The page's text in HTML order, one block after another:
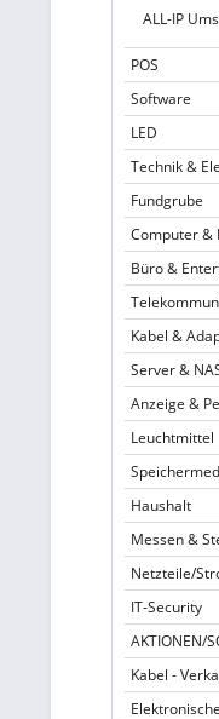
ALL-IP
POS
Software
LED
Technik &
Fundgrube
Computer &
Büro &
Kabel &
Server &
Anzeige &
Leuchtmittel
Haushalt
Messen &
Netzteile/
IT-Security
AKTIONEN/
Kabel -